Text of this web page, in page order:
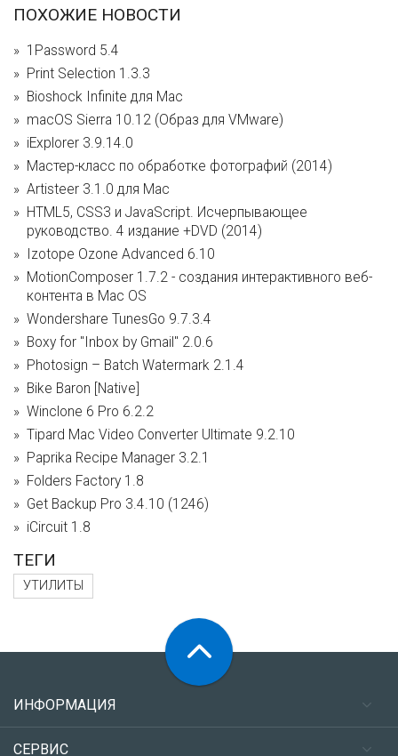
ПОХОЖИЕ НОВОСТИ
1Password 5.4
Print Selection 1.3.3
Bioshock Infinite для Mac
macOS Sierra 10.12 (Образ для VMware)
iExplorer 3.9.14.0
Мастер-класс по обработке фотографий (2014)
Artisteer 3.1.0 для Mac
HTML5, CSS3 и JavaScript. Исчерпывающее
руководство. 4 издание +DVD (2014)
Izotope Ozone Advanced 6.10
MotionComposer 1.7.2 - создания интерактивного веб-
контента в Mac OS
Wondershare TunesGo 9.7.3.4
Boxy for "Inbox by Gmail" 2.0.6
Photosign – Batch Watermark 2.1.4
Bike Baron [Native]
Winclone 6 Pro 6.2.2
Tipard Mac Video Converter Ultimate 9.2.10
Paprika Recipe Manager 3.2.1
Folders Factory 1.8
Get Backup Pro 3.4.10 (1246)
iCircuit 1.8
ТЕГИ
УТИЛИТЫ
ИНФОРМАЦИЯ
СЕРВИС